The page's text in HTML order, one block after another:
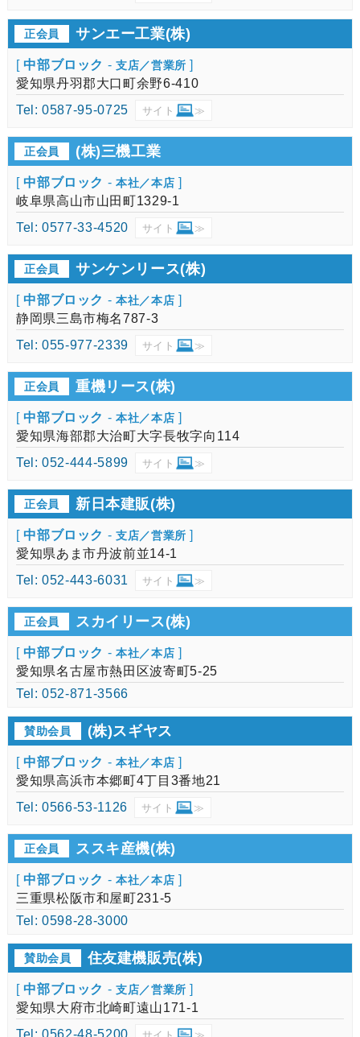
正会員 サンエー工業(株)
[中部ブロック - 支店／営業所 ]
愛知県丹羽郡大口町余野6-410
Tel: 0587-95-0725
サイト ≫
正会員 (株)三機工業
[中部ブロック - 本社／本店 ]
岐阜県高山市山田町1329-1
Tel: 0577-33-4520
サイト ≫
正会員 サンケンリース(株)
[中部ブロック - 本社／本店 ]
静岡県三島市梅名787-3
Tel: 055-977-2339
サイト ≫
正会員 重機リース(株)
[中部ブロック - 本社／本店 ]
愛知県海部郡大治町大字長牧字向114
Tel: 052-444-5899
サイト ≫
正会員 新日本建販(株)
[中部ブロック - 支店／営業所 ]
愛知県あま市丹波前並14-1
Tel: 052-443-6031
サイト ≫
正会員 スカイリース(株)
[中部ブロック - 本社／本店 ]
愛知県名古屋市熱田区波寄町5-25
Tel: 052-871-3566
賛助会員 (株)スギヤス
[中部ブロック - 本社／本店 ]
愛知県高浜市本郷町4丁目3番地21
Tel: 0566-53-1126
サイト ≫
正会員 ススキ産機(株)
[中部ブロック - 本社／本店 ]
三重県松阪市和屋町231-5
Tel: 0598-28-3000
賛助会員 住友建機販売(株)
[中部ブロック - 支店／営業所 ]
愛知県大府市北崎町遠山171-1
Tel: 0562-48-5200
サイト ≫